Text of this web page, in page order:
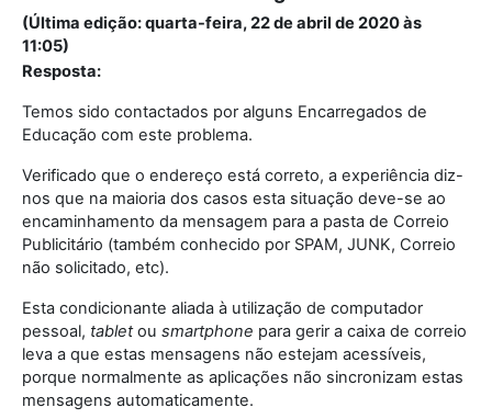
(Última edição: quarta-feira, 22 de abril de 2020 às
11:05)
Resposta:
Temos sido contactados por alguns Encarregados de
Educação com este problema.
Verificado que o endereço está correto, a experiência diz-
nos que na maioria dos casos esta situação deve-se ao
encaminhamento da mensagem para a pasta de Correio
Publicitário (também conhecido por SPAM, JUNK, Correio
não solicitado, etc).
Esta condicionante aliada à utilização de computador
pessoal, tabletou smartphone para gerir a caixa de correio
leva a que estas mensagens não estejam acessíveis,
porque normalmente as aplicações não sincronizam estas
mensagens automaticamente.